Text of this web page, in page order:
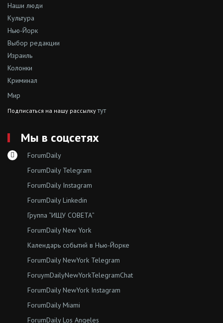
Наши люди
Культура
Нью-Йорк
Выбор редакции
Израиль
Колонки
Криминал
Мир
Подписаться на нашу рассылкутут
Мы в соцсетях
ForumDaily
ForumDaily Telegram
ForumDaily Instagram
ForumDaily Linkedin
Группа “ИЩУ СОВЕТА”
ForumDaily New York
Календарь событий в Нью-Йорке
ForumDaily NewYork Telegram
ForuymDailyNewYorkTelegramChat
ForumDaily NewYork Instagram
ForumDaily Miami
ForumDaily Los Angeles